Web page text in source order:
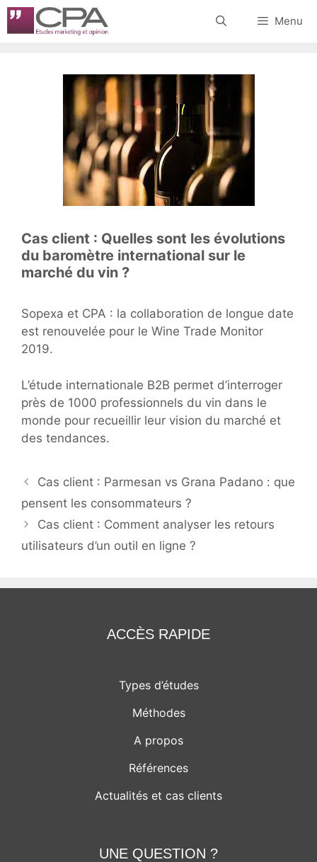
Aller
au
Menu
Cas client : Quelles sont les évolutions
du baromètre international sur le
marché du vin ?
Sopexa et CPA : la collaboration de longue date
est renouvelée pour le Wine Trade Monitor
2019.
L’étude internationale B2B permet d’interroger
près de 1000 professionnels du vin dans le
monde pour recueillir leur vision du marché et
des tendances.
Navigation
articles
Cas client : Parmesan vs Grana Padano : que
pensent les consommateurs ?
Cas client : Comment analyser les retours
utilisateurs d’un outil en ligne ?
ACCÈS RAPIDE
Types d’études
Méthodes
A propos
Références
Actualités et cas clients
UNE QUESTION ?